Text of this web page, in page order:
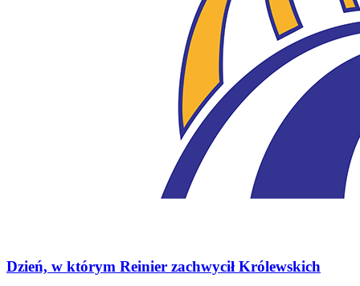
Dzień, w którym Reinier zachwycił Królewskich